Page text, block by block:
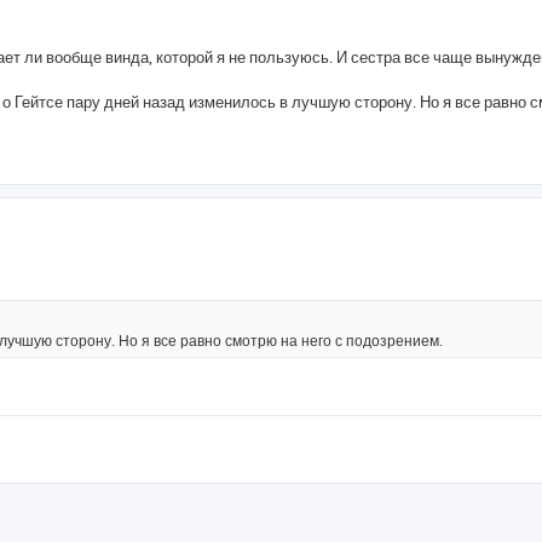
ли вообще винда, которой я не пользуюсь. И сестра все чаще
Гейтсе пару дней назад изменилось в лучшую сторону. Но я все равно
сторону. Но я все равно смотрю на него с подозрением.